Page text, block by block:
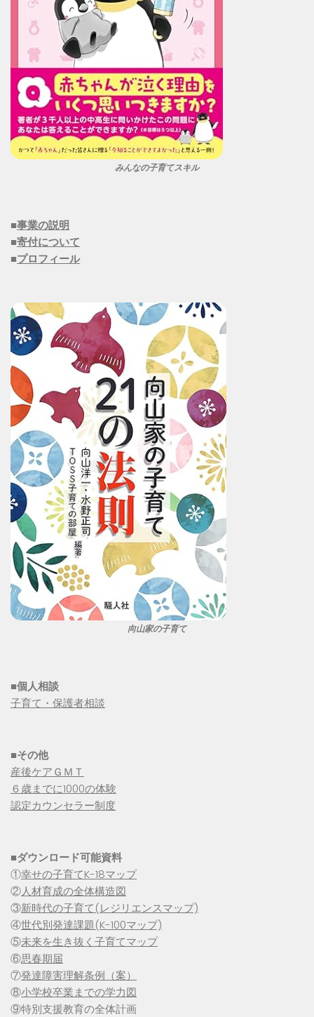
みんなの子育てスキル
■事業の説明
■寄付について
■プロフィール
向山家の子育て
■個人相談
子育て・保護者相談
■その他
産後ケアＧＭＴ
６歳までに1000の体験
認定カウンセラー制度
■ダウンロード可能資料
①幸せの子育てK-18マップ
②人材育成の全体構造図
③新時代の子育て(レジリエンスマップ)
④世代別発達課題(K-100マップ)
⑤未来を生き抜く子育てマップ
⑥思春期届
⑦発達障害理解条例（案）
⑧小学校卒業までの学力図
⑨特別支援教育の全体計画